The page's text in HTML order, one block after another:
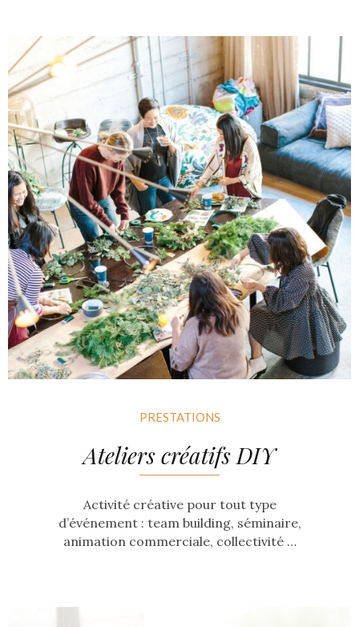
PRESTATIONS
Ateliers créatifs DIY
Activité créative pour tout type
d’événement : team building, séminaire,
animation commerciale, collectivité …